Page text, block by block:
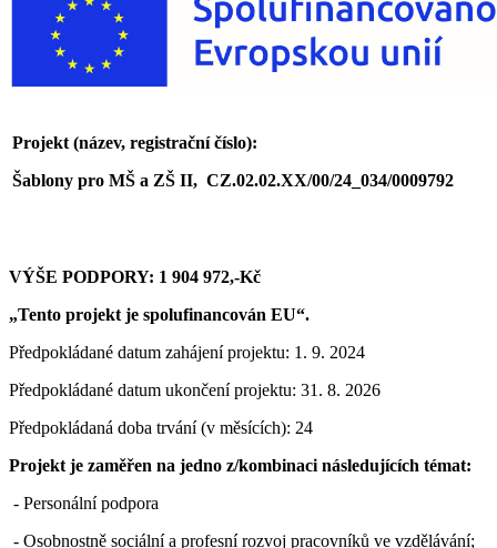
Projekt (název, registrační číslo):
Šablony pro MŠ a ZŠ II, CZ.02.02.XX/00/24_034/0009792
VÝŠE PODPORY: 1 904 972,-Kč
„Tento projekt je spolufinancován EU“.
Předpokládané datum zahájení projektu: 1. 9. 2024
Předpokládané datum ukončení projektu: 31. 8. 2026
Předpokládaná doba trvání (v měsících): 24
Projekt je zaměřen na jedno z/kombinaci následujících témat:
- Personální podpora
- Osobnostně sociální a profesní rozvoj pracovníků ve vzdělávání;